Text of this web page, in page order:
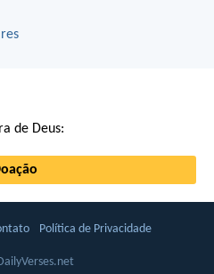
de Deus:
Política de Privacidade